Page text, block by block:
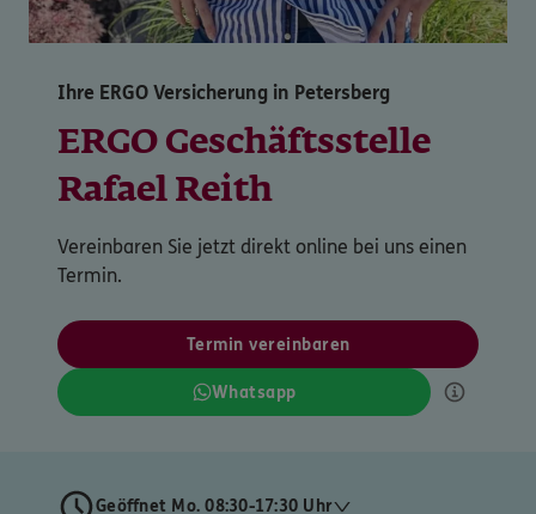
Ihre ERGO Versicherung in Petersberg
ERGO Geschäftsstelle
Rafael Reith
Vereinbaren Sie jetzt direkt online bei uns einen
Termin.
Termin vereinbaren
Whatsapp
Geöffnet Mo. 08:30-17:30 Uhr